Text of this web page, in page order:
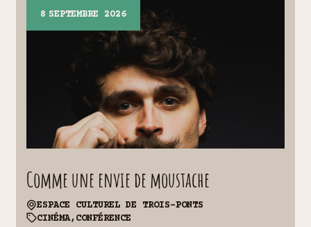
8 SEPTEMBRE 2026
Comme une envie de moustache
ESPACE CULTUREL DE TROIS-PONTS
CINÉMA,CONFÉRENCE